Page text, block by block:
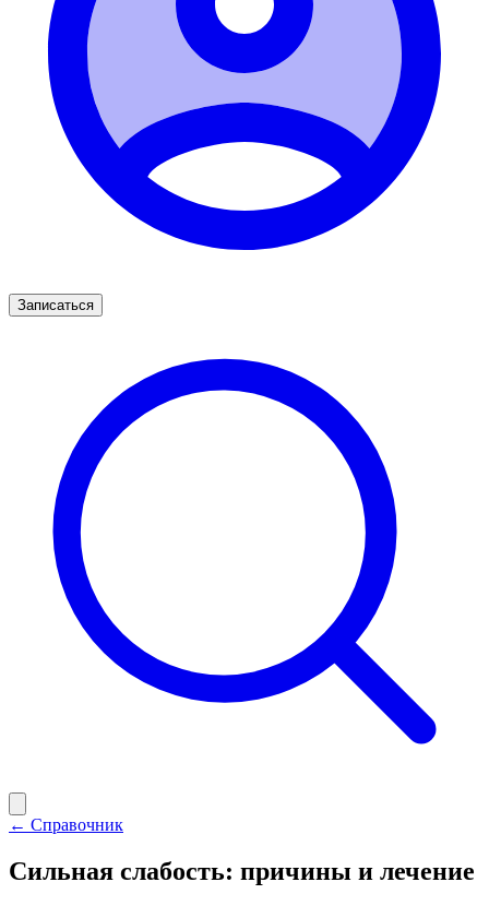
Записаться
← Справочник
Сильная слабость: причины и лечение